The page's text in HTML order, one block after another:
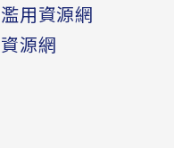
用資源網
源網